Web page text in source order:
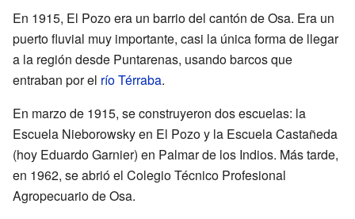
En 1915, El Pozo era un barrio del cantón de Osa. Era un
puerto fluvial muy importante, casi la única forma de llegar
a la región desde Puntarenas, usando barcos que
entraban por el río Térraba.
En marzo de 1915, se construyeron dos escuelas: la
Escuela Nieborowsky en El Pozo y la Escuela Castañeda
(hoy Eduardo Garnier) en Palmar de los Indios. Más tarde,
en 1962, se abrió el Colegio Técnico Profesional
Agropecuario de Osa.